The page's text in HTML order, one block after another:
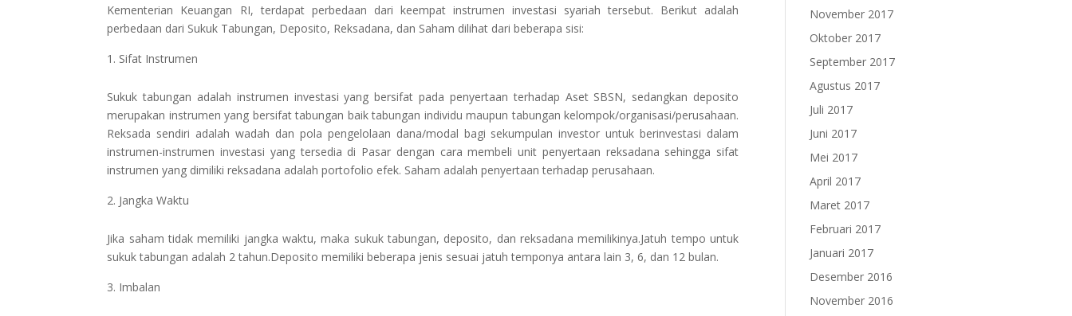
Kementerian Keuangan RI, terdapat perbedaan dari keempat instrumen investasi syariah tersebut. Berikut adalah
perbedaan dari Sukuk Tabungan, Deposito, Reksadana, dan Saham dilihat dari beberapa sisi:
Sifat Instrumen
Sukuk tabungan adalah instrumen investasi yang bersifat pada penyertaan terhadap Aset SBSN, sedangkan deposito
merupakan instrumen yang bersifat tabungan baik tabungan individu maupun tabungan kelompok/organisasi/perusahaan.
Reksada sendiri adalah wadah dan pola pengelolaan dana/modal bagi sekumpulan investor untuk berinvestasi dalam
instrumen-instrumen investasi yang tersedia di Pasar dengan cara membeli unit penyertaan reksadana sehingga sifat
instrumen yang dimiliki reksadana adalah portofolio efek. Saham adalah penyertaan terhadap perusahaan.
Jangka Waktu
Jika saham tidak memiliki jangka waktu, maka sukuk tabungan, deposito, dan reksadana memilikinya.Jatuh tempo untuk
sukuk tabungan adalah 2 tahun.Deposito memiliki beberapa jenis sesuai jatuh temponya antara lain 3, 6, dan 12 bulan.
Imbalan
November 2017
Oktober 2017
September 2017
Agustus 2017
Juli 2017
Juni 2017
Mei 2017
April 2017
Maret 2017
Februari 2017
Januari 2017
Desember 2016
November 2016